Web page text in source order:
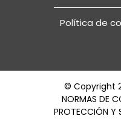
Política de
© Copyright
NORMAS DE
PROTECCIÓN Y